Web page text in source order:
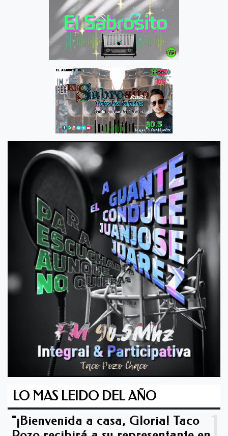
LO MAS LEIDO DEL AÑO
"¡Bienvenida a casa, Gloria! Taco